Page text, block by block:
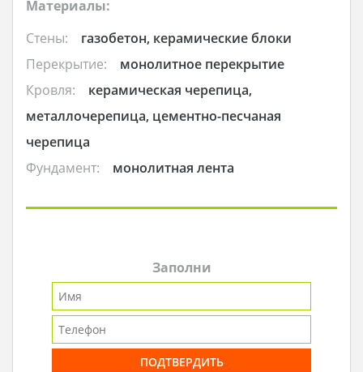
Материалы:
Стены:
газобетон, керамические блоки
Перекрытие:
монолитное перекрытие
Кровля:
керамическая черепица,
металлочерепица, цементно-песчаная
черепица
Фундамент:
монолитная лента
Заполни